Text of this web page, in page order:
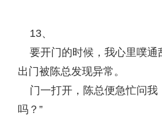
13、
要开门的时候，我心里噗通
出门被陈总发现异常。
门一打开，陈总便急忙问我
吗？”